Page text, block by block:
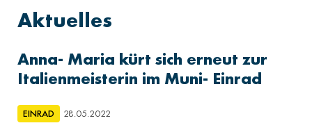
Aktuelles
Anna- Maria kürt sich erneut zur
Italienmeisterin im Muni- Einrad
EINRAD 28.05.2022